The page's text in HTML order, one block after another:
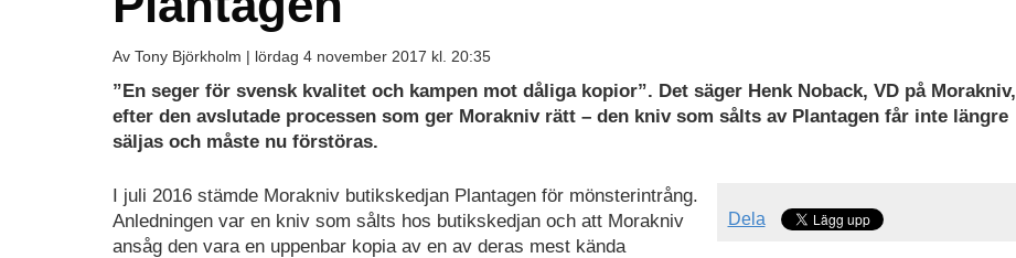
Av Tony Björkholm | lördag 4 november 2017 kl. 20:35
”En seger för svensk kvalitet och kampen mot dåliga kopior”. Det säger Henk Noback, VD på Morakniv,
efter den avslutade processen som ger Morakniv rätt – den kniv som sålts av Plantagen får inte längre
säljas och måste nu förstöras.
Dela
I juli 2016 stämde Morakniv butikskedjan Plantagen för mönsterintrång.
Anledningen var en kniv som sålts hos butikskedjan och att Morakniv
ansåg den vara en uppenbar kopia av en av deras mest kända